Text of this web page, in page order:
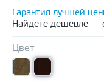
Гарантия лучшей
Найдете дешевле —
Цвет